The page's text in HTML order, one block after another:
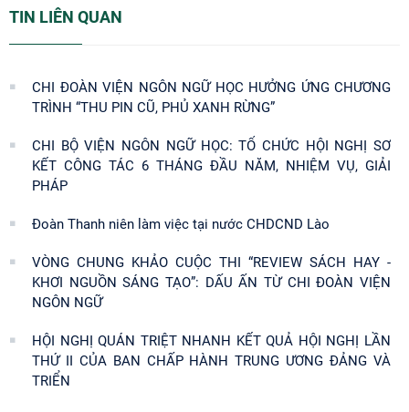
TIN LIÊN QUAN
CHI ĐOÀN VIỆN NGÔN NGỮ HỌC HƯỞNG ỨNG CHƯƠNG
TRÌNH “THU PIN CŨ, PHỦ XANH RỪNG”
CHI BỘ VIỆN NGÔN NGỮ HỌC: TỔ CHỨC HỘI NGHỊ SƠ
KẾT CÔNG TÁC 6 THÁNG ĐẦU NĂM, NHIỆM VỤ, GIẢI
PHÁP
Đoàn Thanh niên làm việc tại nước CHDCND Lào
VÒNG CHUNG KHẢO CUỘC THI “REVIEW SÁCH HAY -
KHƠI NGUỒN SÁNG TẠO”: DẤU ẤN TỪ CHI ĐOÀN VIỆN
NGÔN NGỮ
HỘI NGHỊ QUÁN TRIỆT NHANH KẾT QUẢ HỘI NGHỊ LẦN
THỨ II CỦA BAN CHẤP HÀNH TRUNG ƯƠNG ĐẢNG VÀ
TRIỂN